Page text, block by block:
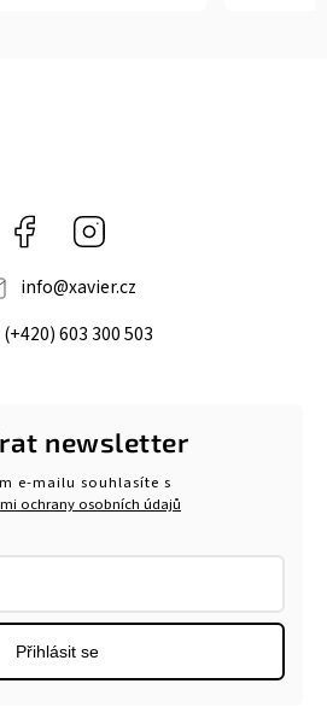
Facebook
info@xavier.cz
(+420) 603 300 503
newsletter
e-mailu souhlasíte s
ochrany osobních údajů
Přihlásit se